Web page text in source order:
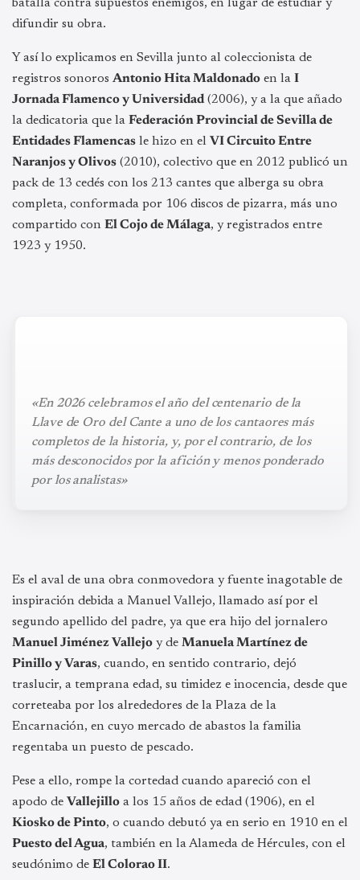
batalla contra supuestos enemigos, en lugar de estudiar y
difundir su obra.
Y así lo explicamos en Sevilla junto al coleccionista de
registros sonoros Antonio Hita Maldonado en la I
Jornada Flamenco y Universidad(2006), y a la que añado
la dedicatoria que la Federación Provincial de Sevilla de
Entidades Flamencas le hizo en el VI Circuito Entre
Naranjos y Olivos (2010), colectivo que en 2012 publicó un
pack de 13 cedés con los 213 cantes que alberga su obra
completa, conformada por 106 discos de pizarra, más uno
compartido con El Cojo de Málaga, y registrados entre
1923 y 1950.
«En 2026 celebramos el año del centenario de la
Llave de Oro del Cante a uno de los cantaores más
completos de la historia, y, por el contrario, de los
más desconocidos por la afición y menos ponderado
por los analistas»
Es el aval de una obra conmovedora y fuente inagotable de
inspiración debida a Manuel Vallejo, llamado así por el
segundo apellido del padre, ya que era hijo del jornalero
Manuel Jiménez Vallejo y de Manuela Martínez de
Pinillo y Varas, cuando, en sentido contrario, dejó
traslucir, a temprana edad, su timidez e inocencia, desde que
correteaba por los alrededores de la Plaza de la
Encarnación, en cuyo mercado de abastos la familia
regentaba un puesto de pescado.
Pese a ello, rompe la cortedad cuando apareció con el
apodo de Vallejillo a los 15 años de edad (1906), en el
Kiosko de Pinto, o cuando debutó ya en serio en 1910 en el
Puesto del Agua, también en la Alameda de Hércules, con el
seudónimo de El Colorao II.